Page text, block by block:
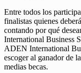
Entre todos los
finalistas quienes
contando por qué
International Business
ADEN International
escoger al ganador de
medias becas.